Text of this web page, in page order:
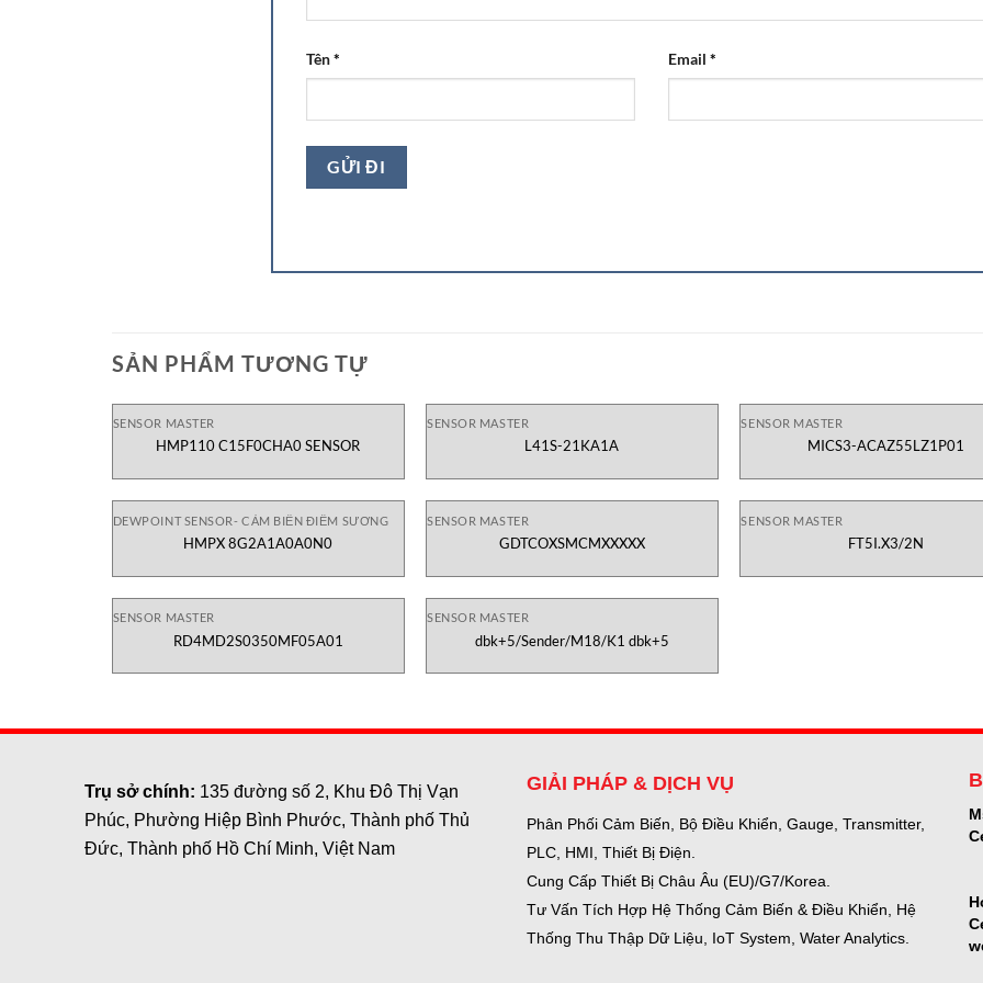
Tên* Email *
SẢN PHẨM TƯƠNG TỰ
SENSOR MASTER
HMP110 C15F0CHA0 SENSOR
SENSOR MASTER
L41S-21KA1A
SENSOR MASTER
MICS3-ACAZ55LZ1P01
DEWPOINT SENSOR- CẢM BIẾN ĐIỂM SƯƠNG
HMPX 8G2A1A0A0N0
SENSOR MASTER
GDTCOXSMCMXXXXX
SENSOR MASTER
FT5I.X3/2N
SENSOR MASTER
RD4MD2S0350MF05A01
SENSOR MASTER
dbk+5/Sender/M18/K1 dbk+5
Trụ sở chính: 135 đường số 2, Khu Đô Thị Vạn
Phúc, Phường Hiệp Bình Phước, Thành phố Thủ
Đức, Thành phố Hồ Chí Minh, Việt Nam
GIẢI PHÁP & DỊCH VỤ
Phân Phối Cảm Biến, Bộ Điều Khiển, Gauge, Transmitter,
PLC, HMI, Thiết Bị Điện.
Cung Cấp Thiết Bị Châu Âu (EU)/G7/Korea.
Tư Vấn Tích Hợp Hệ Thống Cảm Biến & Điều Khiển, Hệ
Thống Thu Thập Dữ Liệu, IoT System, Water Analytics.